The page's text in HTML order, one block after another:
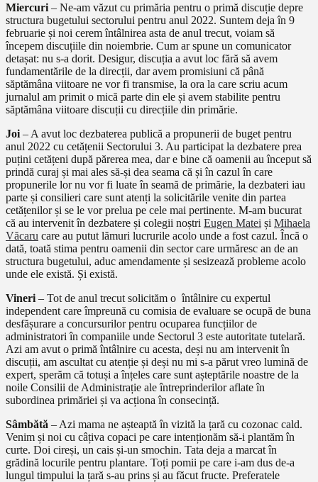
Miercuri – Ne-am văzut cu primăria pentru o primă discuție depre
structura bugetului sectorului pentru anul 2022. Suntem deja în 9
februarie și noi cerem întâlnirea asta de anul trecut, voiam să
începem discuțiile din noiembrie. Cum ar spune un comunicator
detașat: nu s-a dorit. Desigur, discuția a avut loc fără să avem
fundamentările de la direcții, dar avem promisiuni că până
săptămâna viitoare ne vor fi transmise, la ora la care scriu acum
jurnalul am primit o mică parte din ele și avem stabilite pentru
săptămâna viitoare discuții cu direcțiile din primărie.
Joi – A avut loc dezbaterea publică a propunerii de buget pentru
anul 2022 cu cetățenii Sectorului 3. Au participat la dezbatere prea
puțini cetățeni după părerea mea, dar e bine că oamenii au început să
prindă curaj și mai ales să-și dea seama că și în cazul în care
propunerile lor nu vor fi luate în seamă de primărie, la dezbateri iau
parte și consilieri care sunt atenți la solicitările venite din partea
cetățenilor și se le vor prelua pe cele mai pertinente. M-am bucurat
că au intervenit în dezbatere și colegii noștri Eugen Matei și Mihaela
Văcaru care au putut lămuri lucrurile acolo unde a fost cazul. Încă o
dată, toată stima pentru oamenii din sector care urmăresc an de an
structura bugetului, aduc amendamente și sesizează probleme acolo
unde ele există. Și există.
Vineri – Tot de anul trecut solicităm o întâlnire cu expertul
independent care împreună cu comisia de evaluare se ocupă de buna
desfășurare a concursurilor pentru ocuparea funcțiilor de
administratori în companiile unde Sectorul 3 este autoritate tutelară.
Azi am avut o primă întâlnire cu acesta, deși nu am intervenit în
discuții, am ascultat cu atenție și deși nu mi s-a părut vreo lumină de
expert, sperăm că totuși a înțeles care sunt așteptările noastre de la
noile Consilii de Administrație ale întreprinderilor aflate în
subordinea primăriei și va acționa în consecință.
Sâmbătă – Azi mama ne așteaptă în vizită la țară cu cozonac cald.
Venim și noi cu câțiva copaci pe care intenționăm să-i plantăm în
curte. Doi cireși, un cais și-un smochin. Tata deja a marcat în
grădină locurile pentru plantare. Toți pomii pe care i-am dus de-a
lungul timpului la țară s-au prins și au făcut fructe. Preferatele